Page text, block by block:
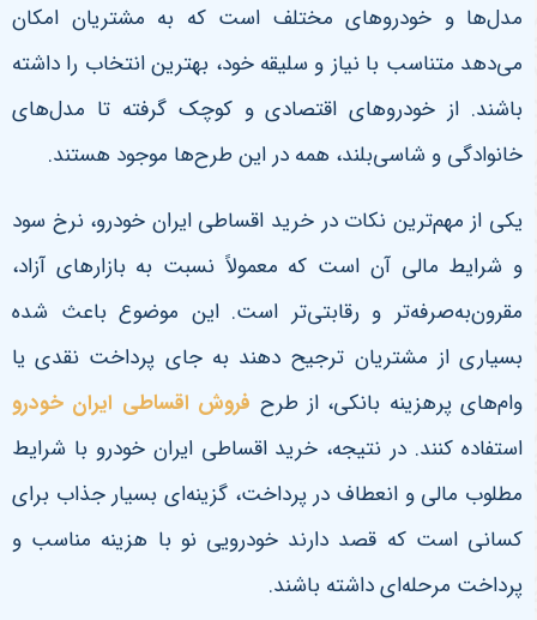
مدل‌ها و خودروهای مختلف است که به مشتریان امکان
می‌دهد متناسب با نیاز و سلیقه خود، بهترین انتخاب را داشته
باشند. از خودروهای اقتصادی و کوچک گرفته تا مدل‌های
خانوادگی و شاسی‌بلند، همه در این طرح‌ها موجود هستند.
یکی از مهم‌ترین نکات در خرید اقساطی ایران خودرو، نرخ سود
و شرایط مالی آن است که معمولاً نسبت به بازارهای آزاد،
مقرون‌به‌صرفه‌تر و رقابتی‌تر است. این موضوع باعث شده
بسیاری از مشتریان ترجیح دهند به جای پرداخت نقدی یا
وام‌های پرهزینه بانکی، از طرح فروش اقساطی ایران خودرو
استفاده کنند. در نتیجه، خرید اقساطی ایران خودرو با شرایط
مطلوب مالی و انعطاف در پرداخت، گزینه‌ای بسیار جذاب برای
کسانی است که قصد دارند خودرویی نو با هزینه مناسب و
پرداخت مرحله‌ای داشته باشند.